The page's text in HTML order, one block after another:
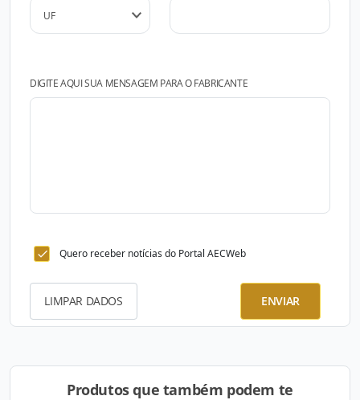
DIGITE AQUI SUA MENSAGEM PARA O FABRICANTE
Quero receber notícias do Portal AECWeb
LIMPAR DADOS ENVIAR
Produtos que também podem te